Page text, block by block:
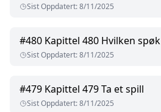
Sist Oppdatert:8/11/2025
#480 Kapittel 480 Hvilken spøk
Sist Oppdatert:8/11/2025
#479 Kapittel 479 Ta et spill
Sist Oppdatert:8/11/2025